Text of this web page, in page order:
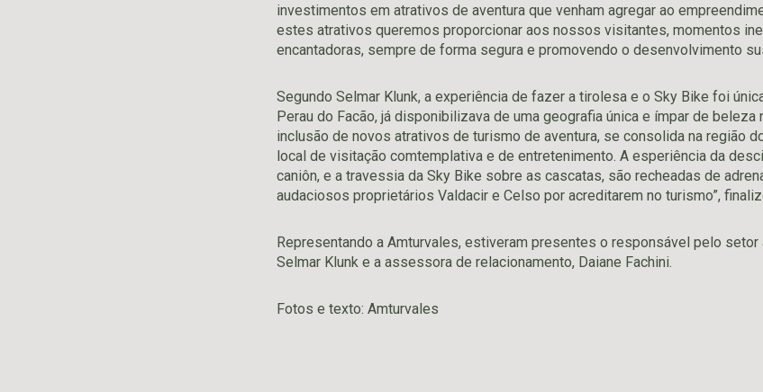
investimentos em atrativos de aventura que venham agregar ao
estes atrativos queremos proporcionar aos nossos visitantes, momentos
encantadoras, sempre de forma segura e promovendo o desenvolvimento
Segundo Selmar Klunk, a experiência de fazer a tirolesa e o Sky Bike foi
Perau do Facão, já disponibilizava de uma geografia única e ímpar de beleza
inclusão de novos atrativos de turismo de aventura, se consolida na região
local de visitação comtemplativa e de entretenimento. A esperiência da
caniôn, e a travessia da Sky Bike sobre as cascatas, são recheadas de
audaciosos proprietários Valdacir e Celso por acreditarem no turismo”,
Representando a Amturvales, estiveram presentes o responsável pelo
Selmar Klunk e a assessora de relacionamento, Daiane Fachini.
Fotos e texto: Amturvales